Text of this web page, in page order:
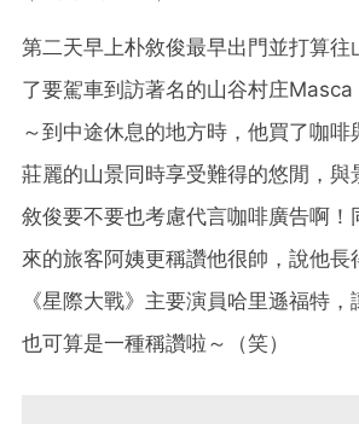
第二天早上朴敘俊最早出門並打算往
了要駕車到訪著名的山谷村庄
～到中途休息的地方時，他買了咖
莊麗的山景同時享受難得的悠閒，與
敘俊要不要也考慮代言咖啡廣告啊！
來的旅客阿姨更稱讚他很帥，說他長
《星際大戰》主要演員哈里遜福特
也可算是一種稱讚啦～（笑）